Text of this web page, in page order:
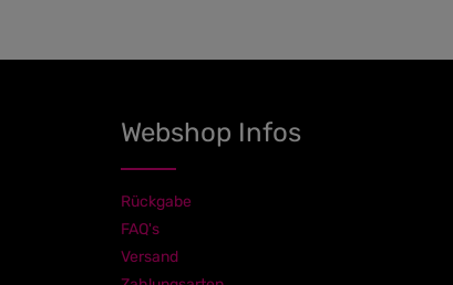
Webshop Infos
Rückgabe
FAQ's
Versand